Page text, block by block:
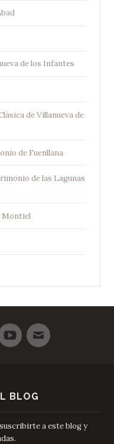
de los Infantes
de Villanueva de
de Fuenllana
de las Lagunas
Montiel
BLOG
a este blog y